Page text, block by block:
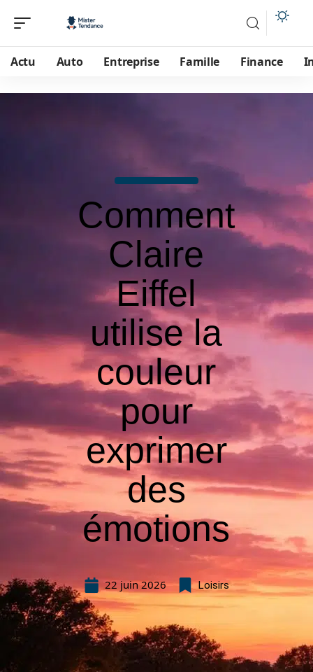
Actu Auto Entreprise Famille Finance
Comment
Claire
Eiffel
utilise la
couleur
pour
exprimer
des
émotions
22 juin 2026 Loisirs